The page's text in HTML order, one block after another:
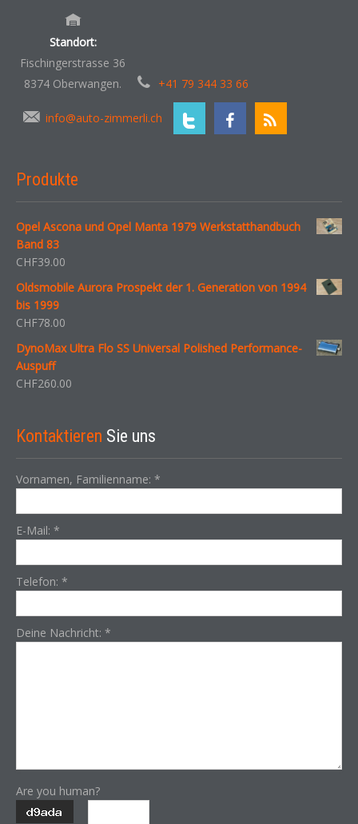
Standort:
Fischingerstrasse 36
8374 Oberwangen.
+41 79 344 33 66
info@auto-zimmerli.ch
Produkte
Opel Ascona und Opel Manta 1979 Werkstatthandbuch
Band 83
CHF39.00
Oldsmobile Aurora Prospekt der 1. Generation von 1994
bis 1999
CHF78.00
DynoMax Ultra Flo SS Universal Polished Performance-
Auspuff
CHF260.00
Kontaktieren Sie uns
Vornamen, Familienname: *
E-Mail: *
Telefon: *
Deine Nachricht: *
Are you human?